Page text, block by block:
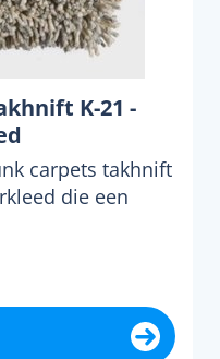
K-21 -
carpets takhnift
die een